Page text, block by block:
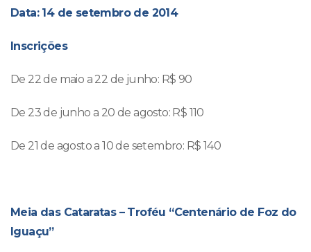
Data: 14 de setembro de 2014
Inscrições
De 22 de maio a 22 de junho: R$ 90
De 23 de junho a 20 de agosto: R$ 110
De 21 de agosto a 10 de setembro: R$ 140
Meia das Cataratas – Troféu “Centenário de Foz do
Iguaçu”